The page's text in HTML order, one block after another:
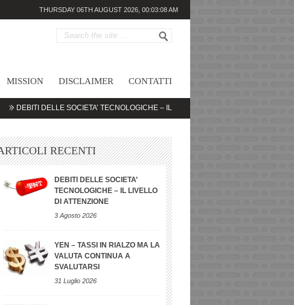
THURSDAY 06TH AUGUST 2026, 00:03:08 AM
MISSION DISCLAIMER CONTATTI
DELLE SOCIETA’ TECNOLOGICHE – IL LIVELLO DI ATTENZIONE
RECENTI
DEBITI DELLE SOCIETA’
TECNOLOGICHE – IL LIVELLO
DI ATTENZIONE
3 Agosto 2026
YEN – TASSI IN RIALZO MA LA
VALUTA CONTINUA A
SVALUTARSI
31 Luglio 2026